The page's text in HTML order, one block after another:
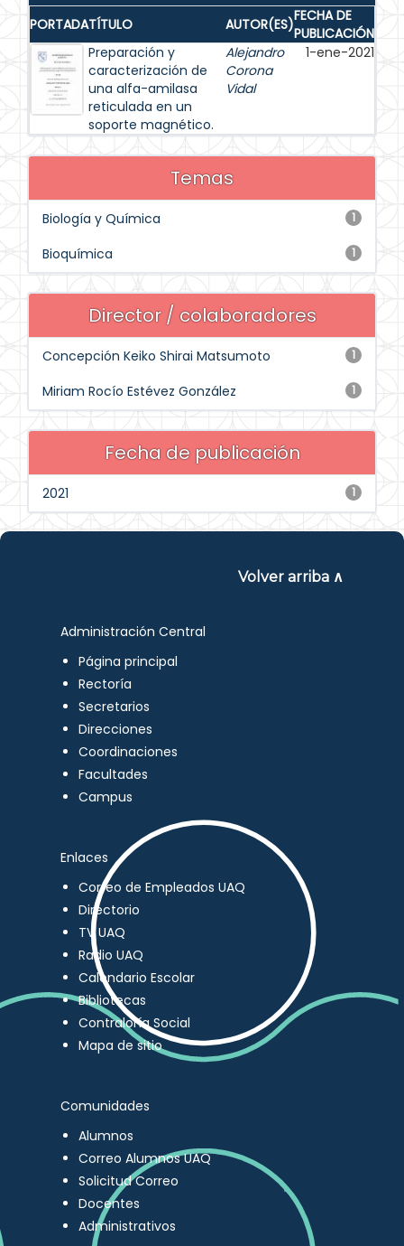
PORTADATÍTULO AUTOR(ES)FECHA DE
PUBLICACIÓN
Preparación y
caracterización de
una alfa-amilasa
reticulada en un
soporte magnético.
Alejandro
Corona
Vidal
1-ene-2021
Temas
1
Biología y Química
1
Bioquímica
Director / colaboradores
1
Concepción Keiko Shirai Matsumoto
1
Miriam Rocío Estévez González
Fecha de publicación
1
2021
Volver arriba ∧
Administración Central
Página principal
Rectoría
Secretarios
Direcciones
Coordinaciones
Facultades
Campus
Enlaces
Correo de Empleados UAQ
Directorio
TV UAQ
Radio UAQ
Calendario Escolar
Bibliotecas
Contraloría Social
Mapa de sitio
Comunidades
Alumnos
Correo Alumnos UAQ
Solicitud Correo
Docentes
Administrativos